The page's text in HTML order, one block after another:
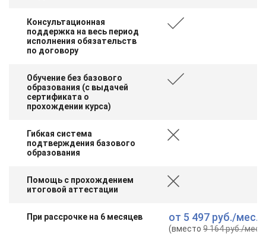
Консультационная
поддержка на весь период
исполнения обязательств
по договору
Обучение без базового
образования (с выдачей
сертификата о
прохождении курса)
Гибкая система
подтверждения базового
образования
Помощь с прохождением
итоговой аттестации
При рассрочке на 6 месяцев от 5 497 руб./мес.
(вместо9 164 руб./мес.